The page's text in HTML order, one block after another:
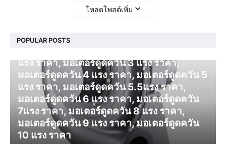
โหลดโพสต์เพิ่ม
POPULAR POSTS
แรง ราคา, มอเตอร์ดูดควัน 3 แรง ราคา,
มอเตอร์ดูดควัน 4 แรง ราคา, มอเตอร์ดูดควัน 5
แรง ราคา, มอเตอร์ดูดควัน 5.5แรง ราคา,
มอเตอร์ดูดควัน 6 แรง ราคา, มอเตอร์ดูดควัน
7แรง ราคา, มอเตอร์ดูดควัน 8 แรง ราคา,
มอเตอร์ดูดควัน 9 แรง ราคา, มอเตอร์ดูดควัน
10 แรง ราคา